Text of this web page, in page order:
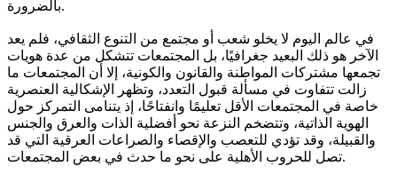
بالضرورة.
في عالم اليوم لا يخلو شعب أو مجتمع من التنوع الثقافي، فلم يعد
الآخر هو ذلك البعيد جغرافيًا، بل المجتمعات تتشكل من عدة هويات
تجمعها مشتركات المواطنة والقانون والكونية، إلا أن المجتمعات ما
زالت تتفاوت في مسألة قبول التعدد، وتظهر الإشكالية العنصرية
خاصة في المجتمعات الأقل تعليمًا وانفتاحًا، إذ يتنامى التمركز حول
الهوية الذاتية، وتتضخم النزعة نحو أفضلية الذات والعرق والجنس
والقبيلة، وقد تؤدي للتعصب والإقصاء والصراعات العرقية التي قد
تصل للحروب الأهلية على نحو ما حدث في بعض المجتمعات.